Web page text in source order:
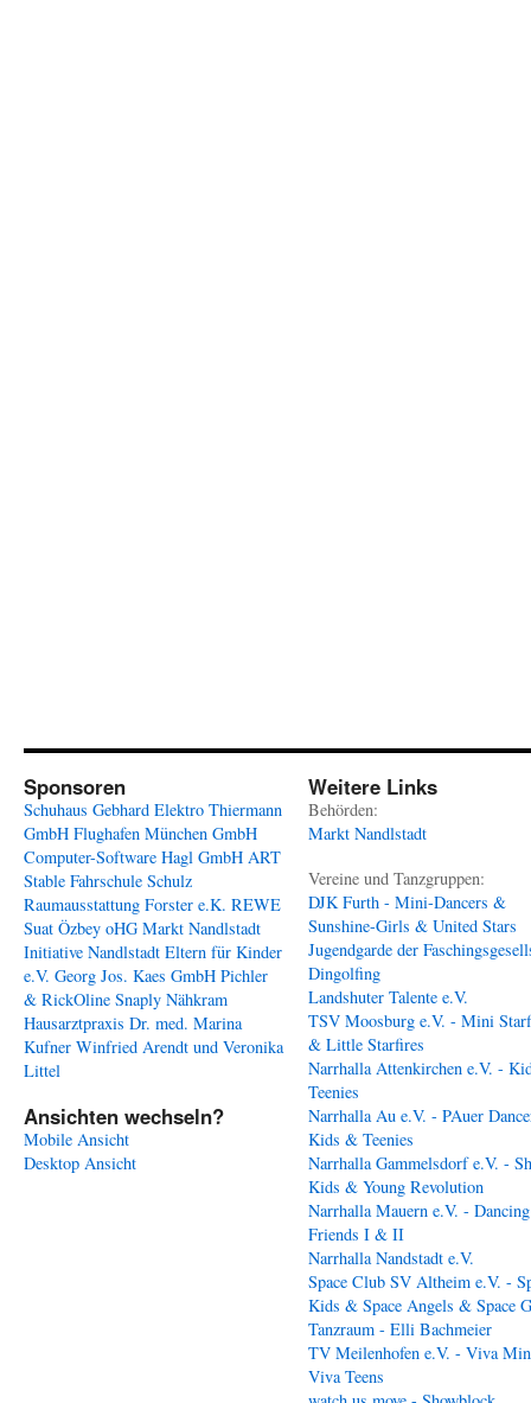
Sponsoren
Schuhaus Gebhard Elektro Thiermann
GmbH Flughafen München GmbH
Computer-Software Hagl GmbH ART
Stable Fahrschule Schulz
Raumausstattung Forster e.K. REWE
Suat Özbey oHG Markt Nandlstadt
Initiative Nandlstadt Eltern für Kinder
e.V. Georg Jos. Kaes GmbH Pichler
& RickOline Snaply Nähkram
Hausarztpraxis Dr. med. Marina
Kufner Winfried Arendt und Veronika
Littel
Ansichten wechseln?
Mobile Ansicht
Desktop Ansicht
Weitere Links
Behörden:
Markt Nandlstadt
Vereine und Tanzgruppen:
DJK Furth - Mini-Dancers &
Sunshine-Girls & United Stars
Jugendgarde der
Dingolfing
Landshuter Talente e.V.
TSV Moosburg e.V. - Mini
& Little Starfires
Narrhalla Attenkirchen e.V. -
Teenies
Narrhalla Au e.V. - PAuer
Kids & Teenies
Narrhalla Gammelsdorf e.V. -
Kids & Young Revolution
Narrhalla Mauern e.V. - Dancing
Friends I & II
Narrhalla Nandstadt e.V.
Space Club SV Altheim e.V. -
Kids & Space Angels & Space
Tanzraum - Elli Bachmeier
TV Meilenhofen e.V. - Viva
Viva Teens